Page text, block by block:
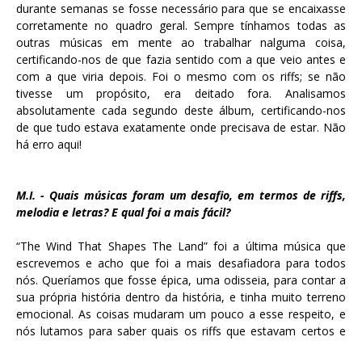
durante semanas se fosse necessário para que se encaixasse
corretamente no quadro geral. Sempre tínhamos todas as
outras músicas em mente ao trabalhar nalguma coisa,
certificando-nos de que fazia sentido com a que veio antes e
com a que viria depois. Foi o mesmo com os riffs; se não
tivesse um propósito, era deitado fora. Analisamos
absolutamente cada segundo deste álbum, certificando-nos
de que tudo estava exatamente onde precisava de estar. Não
há erro aqui!
M.I. - Quais músicas foram um desafio, em termos de riffs,
melodia e letras? E qual foi a mais fácil?
“The Wind That Shapes The Land” foi a última música que
escrevemos e acho que foi a mais desafiadora para todos
nós. Queríamos que fosse épica, uma odisseia, para contar a
sua própria história dentro da história, e tinha muito terreno
emocional. As coisas mudaram um pouco a esse respeito, e
nós lutamos para saber quais os riffs que estavam certos e